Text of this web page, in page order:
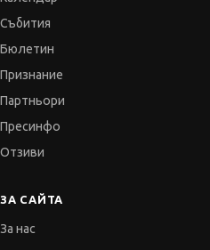
Събития
Бюлетин
Признание
Партньори
Пресинфо
Отзиви
ЗА САЙТА
За нас